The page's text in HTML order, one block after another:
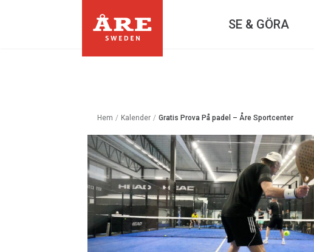
SE & GÖRA
Hem / Kalender / Gratis Prova På padel – Åre Sportcenter